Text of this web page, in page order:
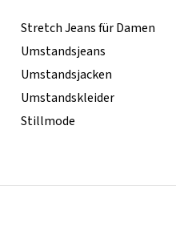
Stretch Jeans für Damen
Umstandsjeans
Umstandsjacken
Umstandskleider
Stillmode